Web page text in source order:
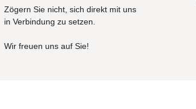
Zögern Sie nicht, sich direkt mit uns
in Verbindung zu setzen.
Wir freuen uns auf Sie!